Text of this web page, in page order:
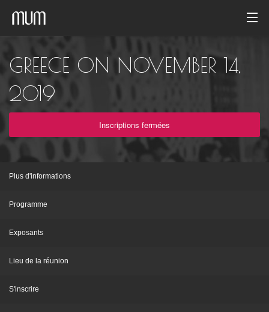
Galerie de photos
Archives des événements
GREECE ON NOVEMBER 14,
2019
Inscriptions fermées
Plus d'informations
Programme
Exposants
Lieu de la réunion
S'inscrire